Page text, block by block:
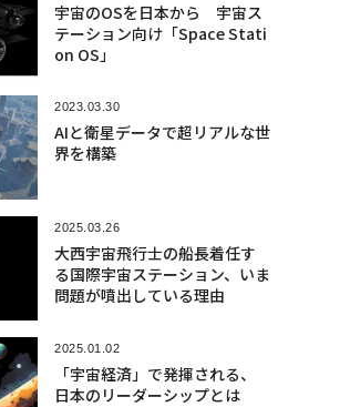
宇宙のOSを日本から 宇宙ス
テーション向け「Space Stati
on OS」
2023.03.30
AIと衛星データで超リアルな世
界を構築
2025.03.26
大西宇宙飛行士の船長着任す
る国際宇宙ステーション、いま
問題が噴出している理由
2025.01.02
「宇宙経済」で発揮される、
日本のリーダーシップとは